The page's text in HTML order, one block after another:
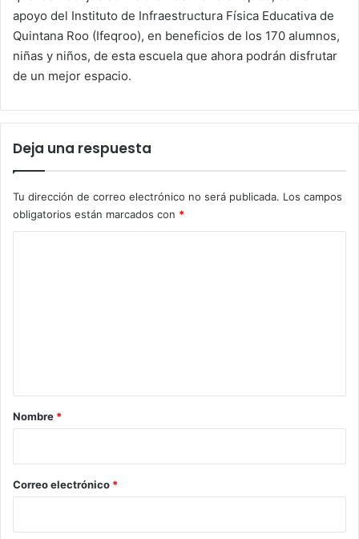
apoyo del Instituto de Infraestructura Física Educativa de
Quintana Roo (Ifeqroo), en beneficios de los 170 alumnos,
niñas y niños, de esta escuela que ahora podrán disfrutar
de un mejor espacio.
Deja una respuesta
Tu dirección de correo electrónico no será publicada. Los campos
obligatorios están marcados con *
r
*
Nombre *
Correo electrónico *